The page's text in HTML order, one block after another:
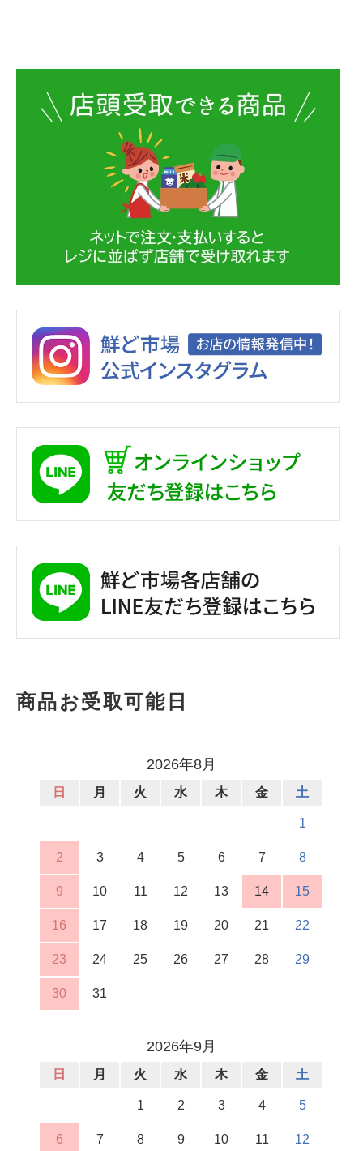
商品お受取可能日
2026年8月
日 月 火 水 木 金 土
1
2 3 4 5 6 7 8
9 10 11 12 13 14 15
16 17 18 19 20 21 22
23 24 25 26 27 28 29
30 31
2026年9月
日 月 火 水 木 金 土
1 2 3 4 5
6 7 8 9 10 11 12